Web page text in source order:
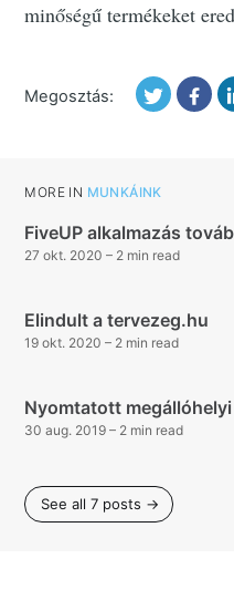
minőségű termékeket
Megosztás:
MORE IN MUNKÁINK
FiveUP alkalmazás
27 okt. 2020 – 2 min read
Elindult a tervezeg.hu
19 okt. 2020 – 2 min read
Nyomtatott
30 aug. 2019 – 2 min read
See all 7 posts →